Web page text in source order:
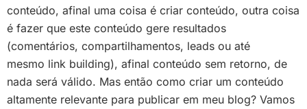
conteúdo, afinal uma coisa é criar conteúdo, outra coisa
é fazer que este conteúdo gere resultados
(comentários, compartilhamentos, leads ou até
mesmo link building), afinal conteúdo sem retorno, de
nada será válido. Mas então como criar um conteúdo
altamente relevante para publicar em meu blog? Vamos